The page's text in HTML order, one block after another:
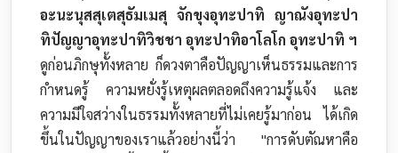
อะนะนุสสุเตสุธัมเมสุ จักขุงอุทะปาทิ ญาณังอุทะปา
ทิปัญญาอุทะปาทิวิชชา อุทะปาทิอาโลโก อุทะปาทิ ฯ
ดูก่อนภิกษุทั้งหลาย ก็ดวงตาคือปัญญาเห็นธรรมและการ
กำหนดรู้ ความหยั่งรู้เหตุผลตลอดถึงความรู้แจ้ง และ
ความมีใจสว่างในธรรมทั้งหลายที่ไม่เคยรู้มาก่อน ได้เกิด
ขึ้นในปัญญาของเราแล้วอย่างนี้ว่า "การดับตัณหาคือ